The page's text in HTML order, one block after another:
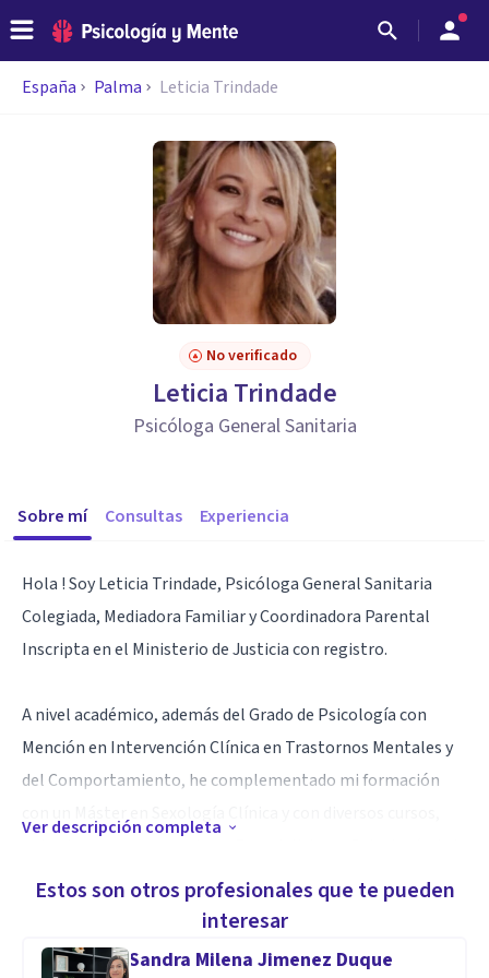
España Palma Leticia Trindade
No verificado
Leticia Trindade
Psicóloga General Sanitaria
Sobre mí Consultas Experiencia
Hola ! Soy Leticia Trindade, Psicóloga General Sanitaria
Colegiada, Mediadora Familiar y Coordinadora Parental
Inscripta en el Ministerio de Justicia con registro.
A nivel académico, además del Grado de Psicología con
Mención en Intervención Clínica en Trastornos Mentales y
del Comportamiento, he complementado mi formación
Infertilidad, Experto en Inteligencia Emocional,
Coordinadora Parental y Mediación Civil, Familiar y
Comunitario.
Ver descripción completa
Estos son otros profesionales que te pueden
interesar
Sandra Milena Jimenez Duque